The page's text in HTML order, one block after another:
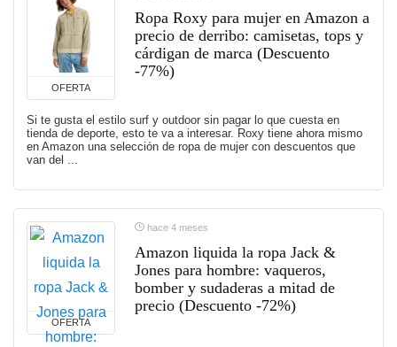
OFERTA
Ropa Roxy para mujer en Amazon a
precio de derribo: camisetas, tops y
cárdigan de marca (Descuento
-77%)
Si te gusta el estilo surf y outdoor sin pagar lo que cuesta en
tienda de deporte, esto te va a interesar. Roxy tiene ahora mismo
en Amazon una selección de ropa de mujer con descuentos que
van del ...
OFERTA
hace 4 meses
Amazon liquida la ropa Jack &
Jones para hombre: vaqueros,
bomber y sudaderas a mitad de
precio (Descuento -72%)